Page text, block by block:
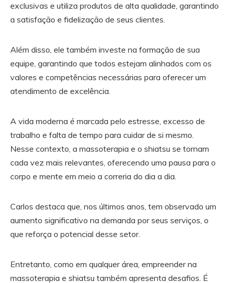
exclusivas e utiliza produtos de alta qualidade, garantindo
a satisfação e fidelização de seus clientes.
Além disso, ele também investe na formação de sua
equipe, garantindo que todos estejam alinhados com os
valores e competências necessárias para oferecer um
atendimento de excelência.
A vida moderna é marcada pelo estresse, excesso de
trabalho e falta de tempo para cuidar de si mesmo.
Nesse contexto, a massoterapia e o shiatsu se tornam
cada vez mais relevantes, oferecendo uma pausa para o
corpo e mente em meio a correria do dia a dia.
Carlos destaca que, nos últimos anos, tem observado um
aumento significativo na demanda por seus serviços, o
que reforça o potencial desse setor.
Entretanto, como em qualquer área, empreender na
massoterapia e shiatsu também apresenta desafios. É